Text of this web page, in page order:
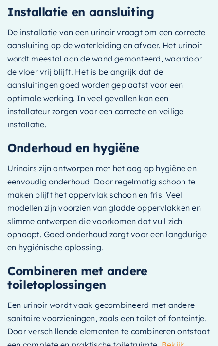
Installatie en aansluiting
De installatie van een urinoir vraagt om een correcte
aansluiting op de waterleiding en afvoer. Het urinoir
wordt meestal aan de wand gemonteerd, waardoor
de vloer vrij blijft. Het is belangrijk dat de
aansluitingen goed worden geplaatst voor een
optimale werking. In veel gevallen kan een
installateur zorgen voor een correcte en veilige
installatie.
Onderhoud en hygiëne
Urinoirs zijn ontworpen met het oog op hygiëne en
eenvoudig onderhoud. Door regelmatig schoon te
maken blijft het oppervlak schoon en fris. Veel
modellen zijn voorzien van gladde oppervlakken en
slimme ontwerpen die voorkomen dat vuil zich
ophoopt. Goed onderhoud zorgt voor een langdurige
en hygiënische oplossing.
Combineren met andere
toiletoplossingen
Een urinoir wordt vaak gecombineerd met andere
sanitaire voorzieningen, zoals een toilet of fonteintje.
Door verschillende elementen te combineren ontstaat